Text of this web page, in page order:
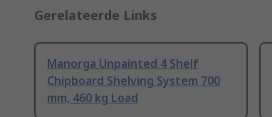
Gerelateerde Links
Manorga Unpainted 4 Shelf
Chipboard Shelving System 700
mm, 460 kg Load